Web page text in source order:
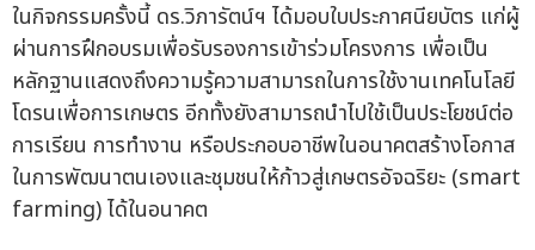
ในกิจกรรมครั้งนี้ ดร.วิภารัตน์ฯ ได้มอบใบประกาศนียบัตร แก่ผู้
ผ่านการฝึกอบรมเพื่อรับรองการเข้าร่วมโครงการ เพื่อเป็น
หลักฐานแสดงถึงความรู้ความสามารถในการใช้งานเทคโนโลยี
โดรนเพื่อการเกษตร อีกทั้งยังสามารถนำไปใช้เป็นประโยชน์ต่อ
การเรียน การทำงาน หรือประกอบอาชีพในอนาคตสร้างโอกาส
ในการพัฒนาตนเองและชุมชนให้ก้าวสู่เกษตรอัจฉริยะ (smart
farming) ได้ในอนาคต